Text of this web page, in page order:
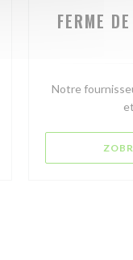
V NOVÉM OKNĚ))
FERME
Notre